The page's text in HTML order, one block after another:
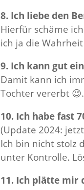
8. Ich liebe den
Hierfür schäme
ich ja die
9. Ich kann gut
Damit kann ich
Tochter vererbt 😉.
10. Ich habe fast
(Update 2024:
Ich bin nicht stolz
unter Kontrolle.
11. Ich plätte mir